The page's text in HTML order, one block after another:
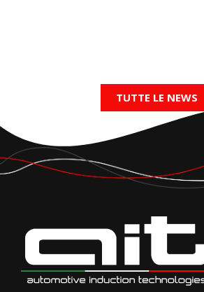
TUTTE LE NEWS